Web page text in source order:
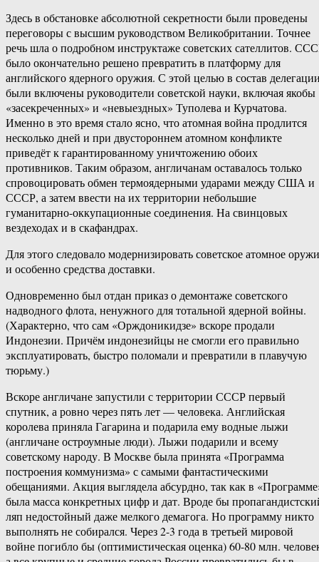
Здесь в обстановке абсолютной секретности были проведены
переговоры с высшим руководством Великобритании. Точнее
речь шла о подробном инструктаже советских сателлитов.
было окончательно решено превратить в платформу для
английского ядерного оружия. С этой целью в состав
были включены руководители советской науки, включая якобы
«засекреченных» и «невыездных» Туполева и Курчатова.
Именно в это время стало ясно, что атомная война продлится
несколько дней и при двустороннем атомном конфликте
приведёт к гарантированному уничтожению обоих
противников. Таким образом, англичанам оставалось только
спровоцировать обмен термоядерными ударами между США и
СССР, а затем ввести на их территории небольшие
гуманитарно-оккупационные соединения. На свинцовых
вездеходах и в скафандрах.
Для этого следовало модернизировать советское атомное
и особенно средства доставки.
Одновременно был отдан приказ о демонтаже советского
надводного флота, ненужного для тотальной ядерной войны.
(Характерно, что сам «Орждоникидзе» вскоре продали
Индонезии. Причём индонезийцы не смогли его правильно
эксплуатировать, быстро поломали и превратили в плавучую
тюрьму.)
Вскоре англичане запустили с территории СССР первый
спутник, а ровно через пять лет — человека. Английская
королева приняла Гагарина и подарила ему водные лыжи
(англичане остроумные люди). Лыжи подарили и всему
советскому народу. В Москве была принята «Программа
построения коммунизма» с самыми фантастическими
обещаниями. Акция выглядела абсурдно, так как в
была масса конкретных цифр и дат. Вроде бы
ляп недостойный даже мелкого демагога. Но программу никто
выполнять не собирался. Через 2-3 года в третьей мировой
войне погибло бы (оптимистическая оценка) 60-80 млн.